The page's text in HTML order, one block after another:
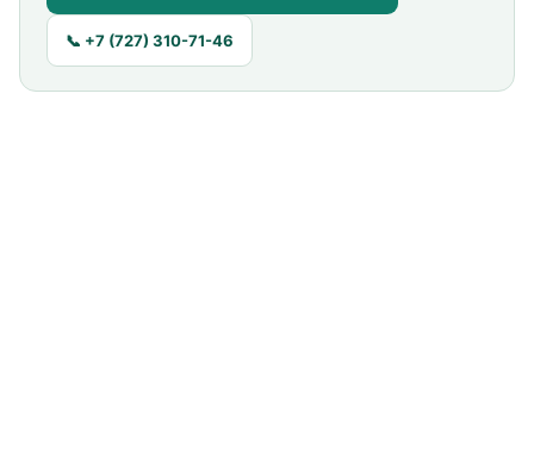
📞 +7 (727) 310-71-46